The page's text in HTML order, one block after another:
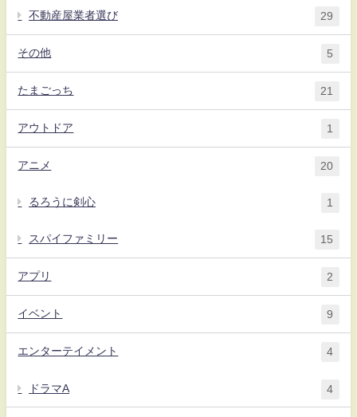
不動産屋業者選び 29
その他 5
たまごっち 21
アウトドア 1
アニメ 20
るろうに剣心 1
スパイファミリー 15
アプリ 2
イベント 9
エンターテイメント 4
ドラマA 4